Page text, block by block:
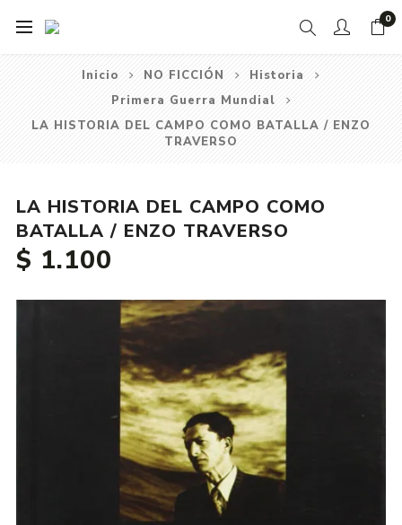
0
Inicio NO FICCIÓN
Historia
Primera Guerra Mundial
LA HISTORIA DEL CAMPO COMO BATALLA / ENZO
TRAVERSO
LA HISTORIA DEL CAMPO COMO
BATALLA / ENZO TRAVERSO
$ 1.100